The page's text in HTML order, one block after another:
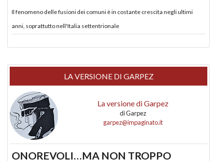
Il fenomeno delle fusioni dei comuni è in costante crescita negli ultimi
anni, soprattutto nell'Italia settentrionale
LA VERSIONE DI GARPEZ
La versione di Garpez
diGarpez
garpez@impaginato.it
ONOREVOLI…MA NON TROPPO